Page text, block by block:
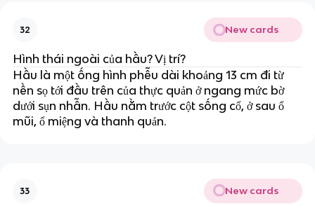
32 New cards
Hình thái ngoài của hầu? Vị trí?
Hầu là một ống hình phễu dài khoảng 13 cm đi từ
nền sọ tới đầu trên của thực quản ở ngang mức bờ
dưới sụn nhẫn. Hầu nằm trước cột sống cổ, ở sau ổ
mũi, ổ miệng và thanh quản.
33 New cards